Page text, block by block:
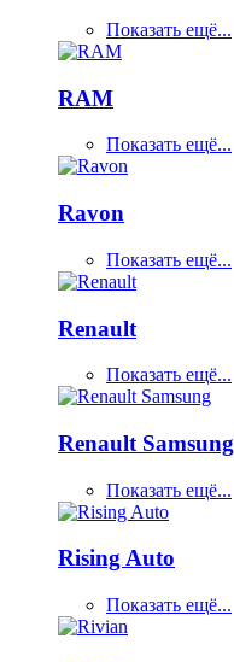
Показать ещё...
RAM
Показать ещё...
Ravon
Показать ещё...
Renault
Показать ещё...
Renault Samsung
Показать ещё...
Rising Auto
Показать ещё...